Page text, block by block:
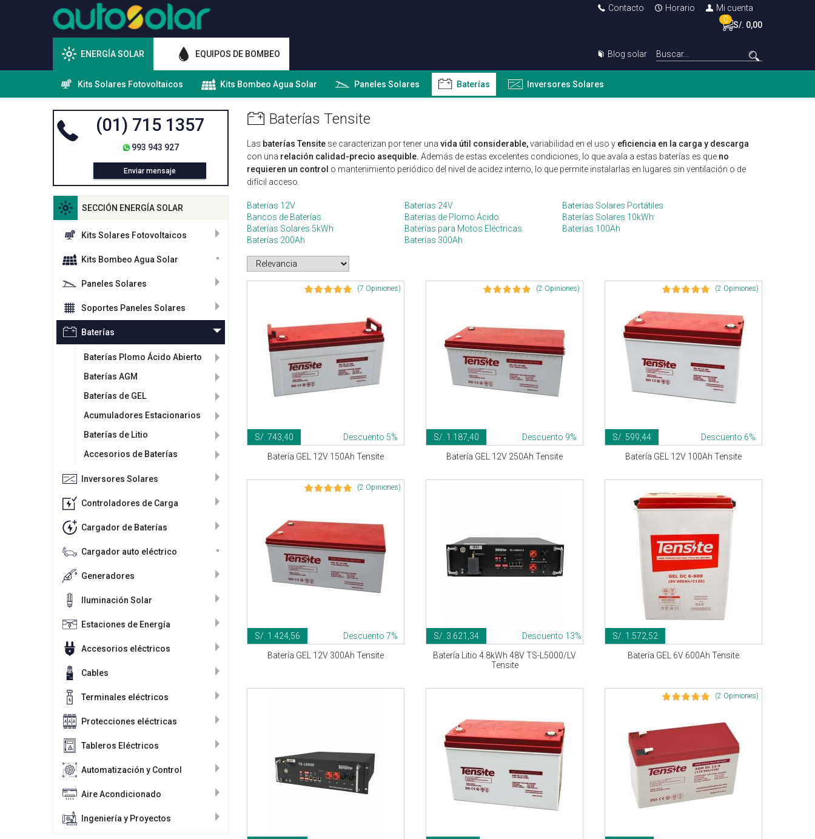
Contacto Horario
Mi cuenta
0
S/. 0,00
ENERGÍA SOLAR EQUIPOS DE BOMBEO Blog solar
Kits Solares Fotovoltaicos Kits Bombeo Agua Solar Paneles Solares Baterías Inversores Solares
(01) 715 1357
993 943 927
Enviar mensaje
SECCIÓN ENERGÍA SOLAR
Kits Solares Fotovoltaicos
Kits Bombeo Agua Solar
Paneles Solares
Soportes Paneles Solares
Baterías
Baterías Plomo Ácido Abierto
Baterías AGM
Baterías de GEL
Acumuladores Estacionarios
Baterías de Litio
Accesorios de Baterías
Inversores Solares
Controladores de Carga
Cargador de Baterías
Cargador auto eléctrico
Generadores
Iluminación Solar
Estaciones de Energía
Accesorios eléctricos
Cables
Terminales eléctricos
Protecciones eléctricas
Tableros Eléctricos
Automatización y Control
Aire Acondicionado
Ingeniería y Proyectos
Baterías Tensite
Las baterías Tensite se caracterizan por tener una vida útil considerable,variabilidad en el uso y eficiencia en la carga y descarga
con una relación calidad-precio asequible. Además de estas excelentes condiciones, lo que avala a estas baterías es que no
requieren un control o mantenimiento periódico del nivel de acidez interno, lo que permite instalarlas en lugares sin ventilación o de
difícil acceso.
Baterías 12V Baterías 24V
Baterías Solares Portátiles
Bancos de Baterías
Baterías de Plomo Ácido
Baterías Solares 10kWh
Baterías Solares 5kWh
Baterías para Motos Eléctricas
Baterías 100Ah
Baterías 200Ah
Baterías 300Ah
(7 Opiniones)
S/. 743,40
Descuento 5%
Batería GEL 12V 150Ah Tensite
(2 Opiniones)
S/. 1.187,40
Descuento 9%
Batería GEL 12V 250Ah Tensite
(2 Opiniones)
S/. 599,44
Descuento 6%
Batería GEL 12V 100Ah Tensite
(2 Opiniones)
S/. 1.424,56
Descuento 7%
Batería GEL 12V 300Ah Tensite
S/. 3.621,34
Descuento 13%
Batería Litio 4.8kWh 48V TS-L5000/LV
Tensite
S/. 1.572,52
Batería GEL 6V 600Ah Tensite
(2 Opiniones)